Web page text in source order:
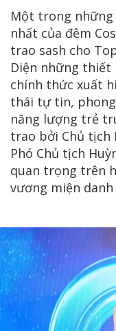
Một trong những
nhất của đêm
trao sash cho
Diện những thiết
chính thức xuất
thái tự tin,
năng lượng trẻ
trao bởi Chủ tịch
Phó Chủ tịch
quan trọng trên
vương miện danh